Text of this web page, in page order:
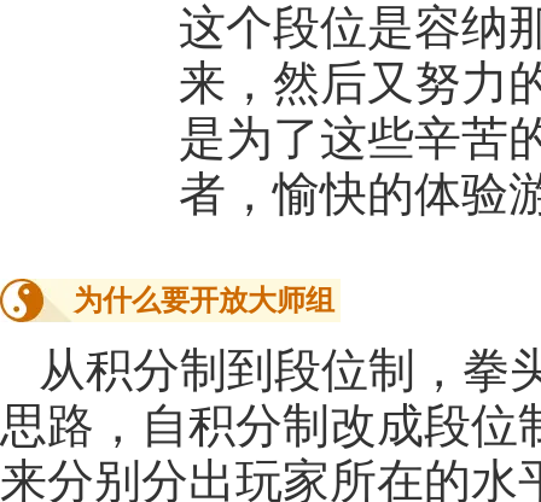
这个段位是容纳
来，然后又努力
是为了这些辛苦
者，愉快的体验
为什么要开放大师组
从积分制到段位制，拳
思路，自积分制改成段位
来分别分出玩家所在的水